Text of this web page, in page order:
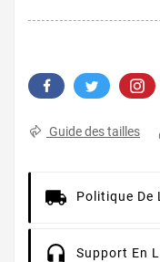
Guide des tailles
Politique De
Support En